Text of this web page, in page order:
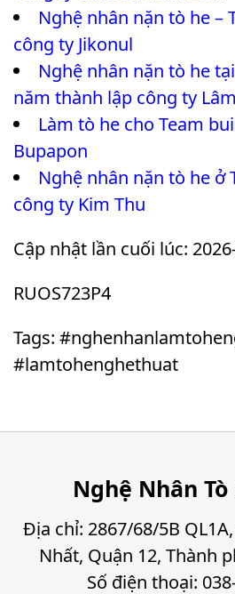
Nghệ nhân nặn tò he –
công ty Jikonul
Nghệ nhân nặn tò he
năm thành lập công ty
Làm tò he cho Team
Bupapon
Nghệ nhân nặn tò he ở
công ty Kim Thu
Cập nhật lần cuối lúc:
RUOS723P4
Tags:
#lamtohenghethuat
Nghệ Nhân Tò
Địa chỉ: 2867/68/5B
Nhất, Quận 12, Thành
Số điện thoại: